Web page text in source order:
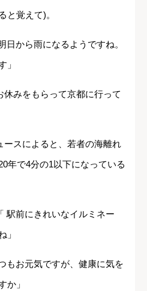
と覚えて)。
日から雨になるようですね。
」
休みをもらって京都に行って
ースによると、若者の海離れ
年で4分の1以下になっている
駅前にきれいなイルミネー
」
もお元気ですが、健康に気を
か」